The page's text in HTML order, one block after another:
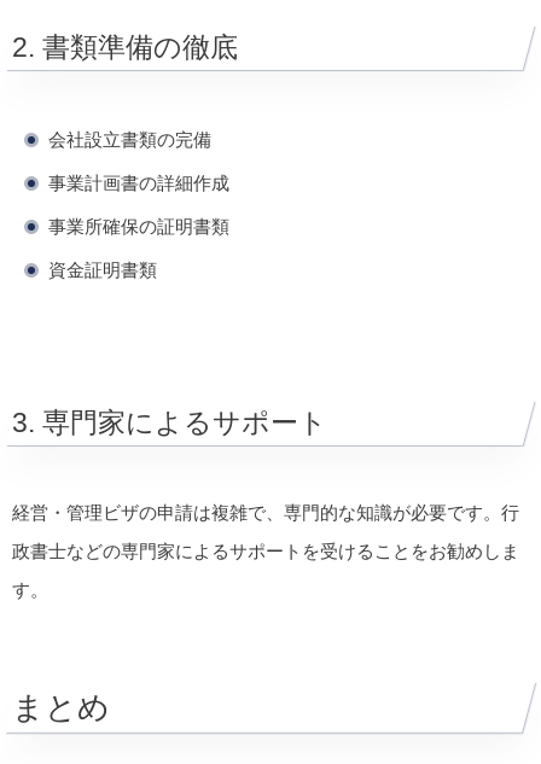
2. 書類準備の徹底
会社設立書類の完備
事業計画書の詳細作成
事業所確保の証明書類
資金証明書類
3. 専門家によるサポート
経営・管理ビザの申請は複雑で、専門的な知識が必要です。行
政書士などの専門家によるサポートを受けることをお勧めしま
す。
まとめ